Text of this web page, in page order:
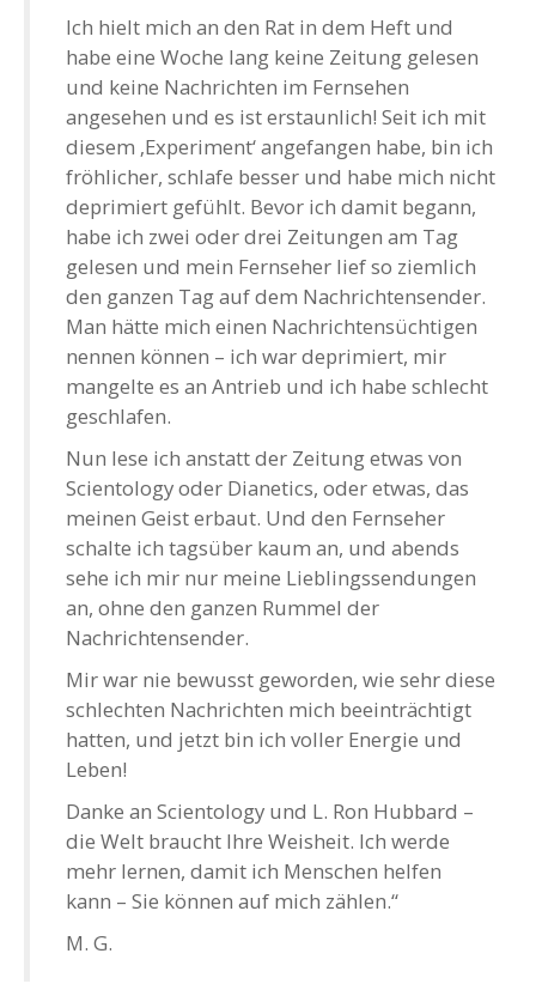
Ich hielt mich an den Rat in dem Heft und
habe eine Woche lang keine Zeitung gelesen
und keine Nachrichten im Fernsehen
angesehen und es ist erstaunlich! Seit ich mit
diesem ‚Experiment‘ angefangen habe, bin ich
fröhlicher, schlafe besser und habe mich nicht
deprimiert gefühlt. Bevor ich damit begann,
habe ich zwei oder drei Zeitungen am Tag
gelesen und mein Fernseher lief so ziemlich
den ganzen Tag auf dem Nachrichtensender.
Man hätte mich einen Nachrichtensüchtigen
nennen können – ich war deprimiert, mir
mangelte es an Antrieb und ich habe schlecht
geschlafen.
Nun lese ich anstatt der Zeitung etwas von
Scientology oder Dianetics, oder etwas, das
meinen Geist erbaut. Und den Fernseher
schalte ich tagsüber kaum an, und abends
sehe ich mir nur meine Lieblingssendungen
an, ohne den ganzen Rummel der
Nachrichtensender.
Mir war nie bewusst geworden, wie sehr diese
schlechten Nachrichten mich beeinträchtigt
hatten, und jetzt bin ich voller Energie und
Leben!
Danke an Scientology und L. Ron Hubbard –
die Welt braucht Ihre Weisheit. Ich werde
mehr lernen, damit ich Menschen helfen
kann – Sie können auf mich zählen.“
M. G.